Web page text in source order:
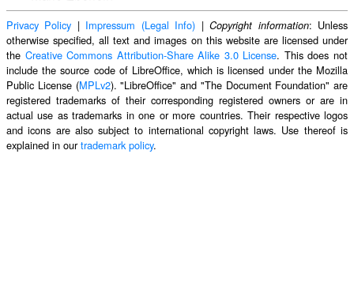
Privacy Policy | Impressum (Legal Info) |Copyright information: Unless
otherwise specified, all text and images on this website are licensed under
the Creative Commons Attribution-Share Alike 3.0 License. This does not
include the source code of LibreOffice, which is licensed under the Mozilla
Public License (MPLv2). "LibreOffice" and "The Document Foundation" are
registered trademarks of their corresponding registered owners or are in
actual use as trademarks in one or more countries. Their respective logos
and icons are also subject to international copyright laws. Use thereof is
explained in ourtrademark policy.